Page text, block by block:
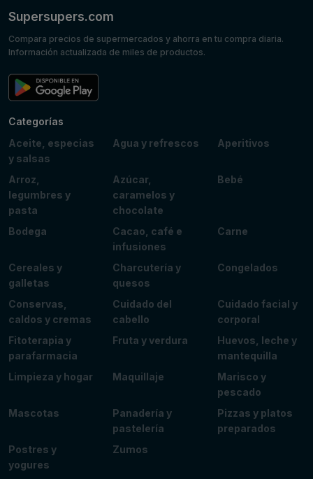
Supersupers.com
Compara precios de supermercados y ahorra en tu compra diaria.
Información actualizada de miles de productos.
Categorías
Aceite, especias
y salsas
Agua y refrescos Aperitivos
Arroz,
legumbres y
pasta
Azúcar,
caramelos y
chocolate
Bebé
Bodega
Cacao, café e
infusiones
Carne
Cereales y
galletas
Charcutería y
quesos
Congelados
Conservas,
caldos y cremas
Cuidado del
cabello
Cuidado facial y
corporal
Fitoterapia y
parafarmacia
Fruta y verdura
Huevos, leche y
mantequilla
Limpieza y hogar
Maquillaje
Marisco y
pescado
Mascotas
Panadería y
pastelería
Pizzas y platos
preparados
Postres y
yogures
Zumos